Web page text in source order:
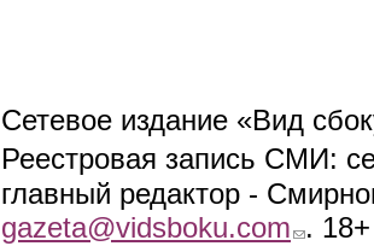
Сетевое издание «Вид
Реестровая запись СМИ:
главный редактор -
gazeta@vidsboku.com (link sends e-
. 18+